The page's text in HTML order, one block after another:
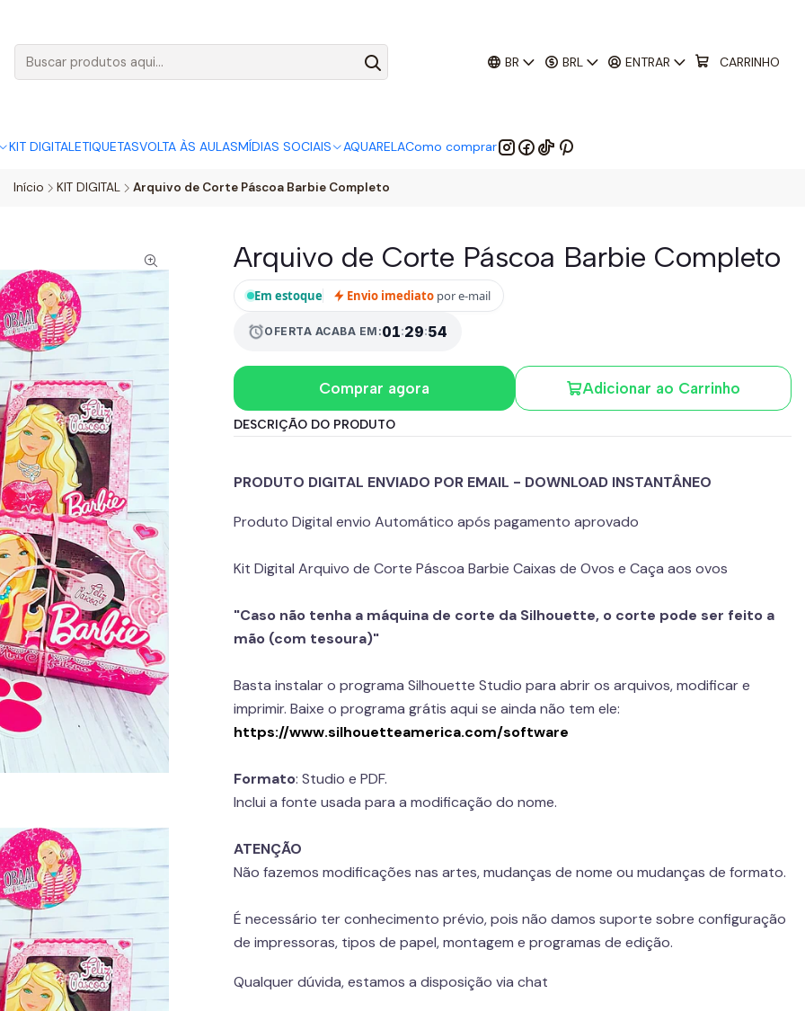
BR BRL ENTRAR CARRINHO
KIT DIGITALETIQUETASVOLTA ÀS AULASMÍDIAS SOCIAIS AQUARELAComo comprar
Início KIT DIGITAL Arquivo de Corte Páscoa Barbie Completo
Arquivo de Corte Páscoa Barbie Completo
Em estoque Envio imediato por e-mail
alarmOFERTA ACABA EM:01:29:52
Adicionar ao Carrinho
Comprar agora
DESCRIÇÃO DO PRODUTO
PRODUTO DIGITAL ENVIADO POR EMAIL - DOWNLOAD INSTANTÂNEO
Produto Digital envio Automático após pagamento aprovado
Kit Digital Arquivo de Corte Páscoa Barbie Caixas de Ovos e Caça aos ovos
"Caso não tenha a máquina de corte da Silhouette, o corte pode ser feito a
mão (com tesoura)"
Basta instalar o programa Silhouette Studio para abrir os arquivos, modificar e
imprimir. Baixe o programa grátis aqui se ainda não tem ele:
https://www.silhouetteamerica.com/software
Formato: Studio e PDF.
Inclui a fonte usada para a modificação do nome.
ATENÇÃO
Não fazemos modificações nas artes, mudanças de nome ou mudanças de formato.
É necessário ter conhecimento prévio, pois não damos suporte sobre configuração
de impressoras, tipos de papel, montagem e programas de edição.
Qualquer dúvida, estamos a disposição via chat